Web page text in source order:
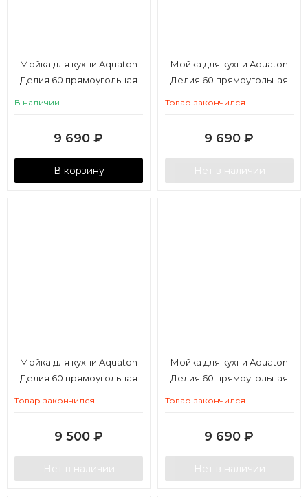
Мойка для кухни Aquaton
Делия 60 прямоугольная
В наличии
9 690 ₽
В корзину
Мойка для кухни Aquaton
Делия 60 прямоугольная
Товар закончился
9 690 ₽
Нет в наличии
Мойка для кухни Aquaton
Делия 60 прямоугольная
Товар закончился
9 500 ₽
Нет в наличии
Мойка для кухни Aquaton
Делия 60 прямоугольная
Товар закончился
9 690 ₽
Нет в наличии